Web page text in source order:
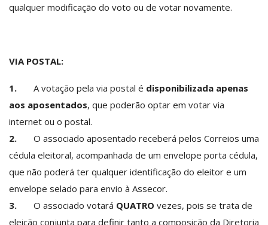
qualquer modificação do voto ou de votar novamente.
VIA POSTAL:
1. A votação pela via postal é disponibilizada apenas
aos aposentados, que poderão optar em votar via
internet ou o postal.
2. O associado aposentado receberá pelos Correios uma
cédula eleitoral, acompanhada de um envelope porta cédula,
que não poderá ter qualquer identificação do eleitor e um
envelope selado para envio à Assecor.
3. O associado votará QUATRO vezes, pois se trata de
eleição conjunta para definir tanto a composição da Diretoria